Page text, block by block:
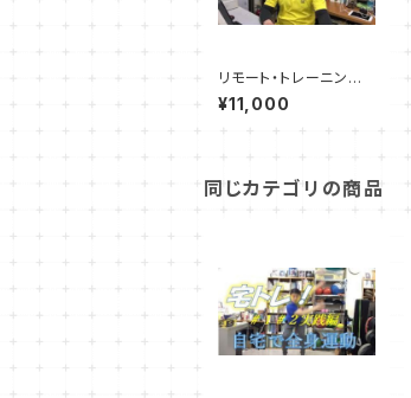
リモート・トレーニングP
T《スタンダードコース》
所要時間50～60分
¥11,000
同じカテゴリの商品